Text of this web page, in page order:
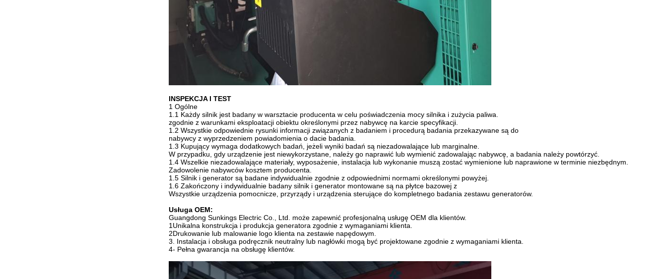
INSPEKCJA I TEST
1 Ogólne
1.1 Każdy silnik jest badany w warsztacie producenta w celu poświadczenia mocy silnika i zużycia paliwa.
zgodnie z warunkami eksploatacji obiektu określonymi przez nabywcę na karcie specyfikacji.
1.2 Wszystkie odpowiednie rysunki informacji związanych z badaniem i procedurą badania przekazywane są do
nabywcy z wyprzedzeniem powiadomienia o dacie badania.
1.3 Kupujący wymaga dodatkowych badań, jeżeli wyniki badań są niezadowalające lub marginalne.
W przypadku, gdy urządzenie jest niewykorzystane, należy go naprawić lub wymienić zadowalając nabywcę, a badania należy powtórzyć.
1.4 Wszelkie niezadowalające materiały, wyposażenie, instalacja lub wykonanie muszą zostać wymienione lub naprawione w terminie niezbędnym.
Zadowolenie nabywców kosztem producenta.
1.5 Silnik i generator są badane indywidualnie zgodnie z odpowiednimi normami określonymi powyżej.
1.6 Zakończony i indywidualnie badany silnik i generator montowane są na płytce bazowej z
Wszystkie urządzenia pomocnicze, przyrządy i urządzenia sterujące do kompletnego badania zestawu generatorów.
Usługa OEM:
Guangdong Sunkings Electric Co., Ltd. może zapewnić profesjonalną usługę OEM dla klientów.
1Unikalna konstrukcja i produkcja generatora zgodnie z wymaganiami klienta.
2Drukowanie lub malowanie logo klienta na zestawie napędowym.
3. Instalacja i obsługa podręcznik neutralny lub nagłówki mogą być projektowane zgodnie z wymaganiami klienta.
4- Pełna gwarancja na obsługę klientów.